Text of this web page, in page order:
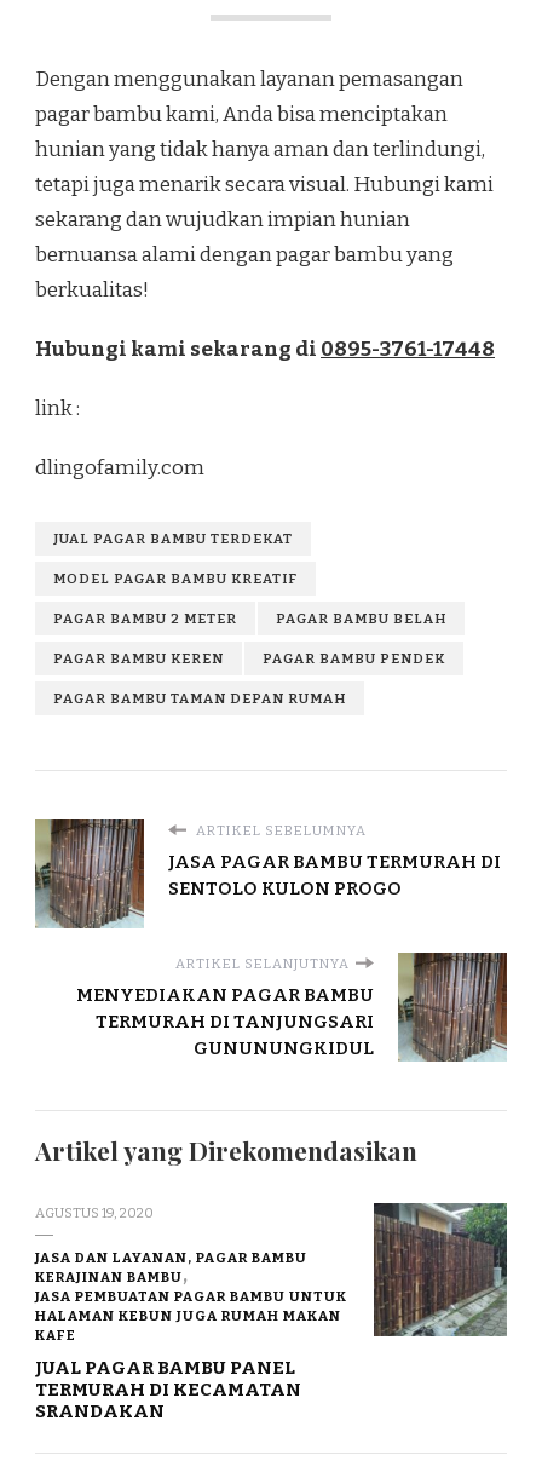
Dengan menggunakan layanan pemasangan
pagar bambu kami, Anda bisa menciptakan
hunian yang tidak hanya aman dan terlindungi,
tetapi juga menarik secara visual. Hubungi kami
sekarang dan wujudkan impian hunian
bernuansa alami dengan pagar bambu yang
berkualitas!
Hubungi kami sekarang di 0895-3761-17448
link :
dlingofamily.com
JUAL PAGAR BAMBU TERDEKAT
MODEL PAGAR BAMBU KREATIF
PAGAR BAMBU 2 METER PAGAR BAMBU BELAH
PAGAR BAMBU KEREN PAGAR BAMBU PENDEK
PAGAR BAMBU TAMAN DEPAN RUMAH
ARTIKEL SEBELUMNYA
JASA PAGAR BAMBU TERMURAH DI
SENTOLO KULON PROGO
ARTIKEL SELANJUTNYA
MENYEDIAKAN PAGAR BAMBU
TERMURAH DI TANJUNGSARI
GUNUNUNGKIDUL
Artikel yang Direkomendasikan
AGUSTUS 19, 2020
JASA DAN LAYANAN, PAGAR BAMBU
KERAJINAN BAMBU
JASA PEMBUATAN PAGAR BAMBU UNTUK
HALAMAN KEBUN JUGA RUMAH MAKAN
KAFE
JUAL PAGAR BAMBU PANEL
TERMURAH DI KECAMATAN
SRANDAKAN